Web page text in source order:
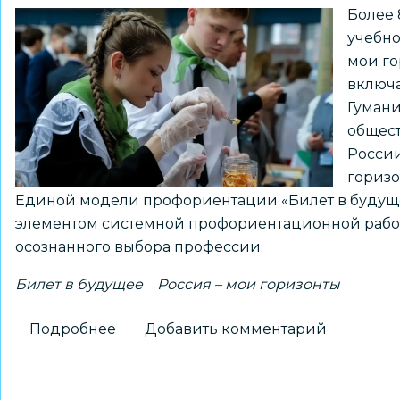
Более
мои
Единой модели профориентации «Билет в
элементом системной профориентационной
осознанного выбора профессии.
Билет в будущее Россия – мои горизонты
Подробнее Добавить комментарий